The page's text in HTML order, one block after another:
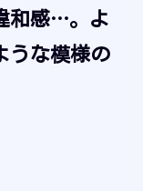
和感…。よ
うな模様の